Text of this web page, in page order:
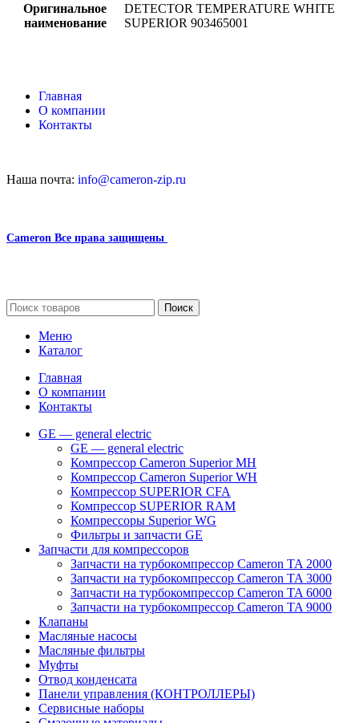
Оригинальное
наименование
DETECTOR TEMPERATURE WHITE
SUPERIOR 903465001
Главная
О компании
Контакты
Наша почта: info@cameron-zip.ru
Cameron Все права защищены
Поиск
Меню
Каталог
Главная
О компании
Контакты
GE — general electric
GE — general electric
Компрессор Cameron Superior MH
Компрессор Cameron Superior WH
Компрессор SUPERIOR CFA
Компрессор SUPERIOR RAM
Компрессоры Superior WG
Фильтры и запчасти GE
Запчасти для компрессоров
Запчасти на турбокомпрессор Cameron TA 2000
Запчасти на турбокомпрессор Cameron TA 3000
Запчасти на турбокомпрессор Cameron TA 6000
Запчасти на турбокомпрессор Cameron TA 9000
Клапаны
Масляные насосы
Масляные фильтры
Муфты
Отвод конденсата
Панели управления (КОНТРОЛЛЕРЫ)
Сервисные наборы